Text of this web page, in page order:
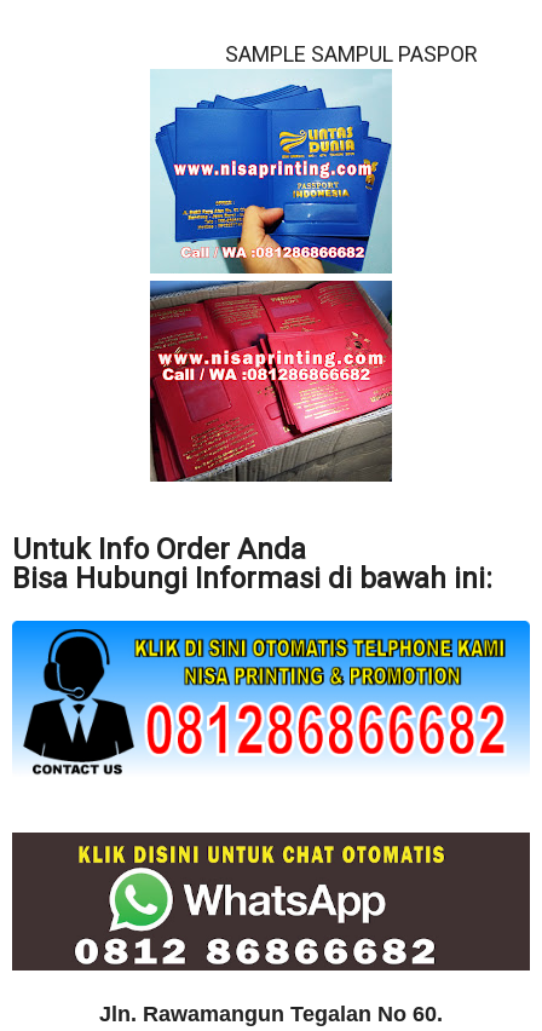
SAMPLE SAMPUL PASPOR
Untuk Info Order Anda
Bisa Hubungi Informasi di bawah ini:
Jln. Rawamangun Tegalan No 60.